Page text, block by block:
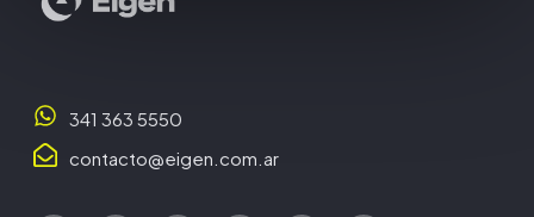
341 363 5550
contacto@eigen.com.ar